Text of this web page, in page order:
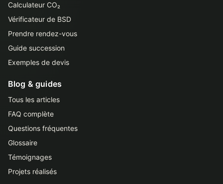
Calculateur CO₂
Vérificateur de BSD
Prendre rendez-vous
Guide succession
Exemples de devis
Blog & guides
Tous les articles
FAQ complète
Questions fréquentes
Glossaire
Témoignages
Projets réalisés